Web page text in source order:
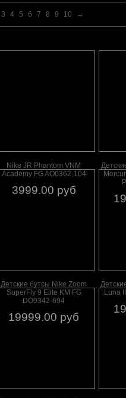
3 4 5 6 7 8 9 10 →
Nike JR Phantom VNM
Academy FG AO0362-104
3999.00 руб
Детские бутсы Nike Zoom
SuperFly 9 Elite KM FG
DO9342-694
19999.00 руб
Luna